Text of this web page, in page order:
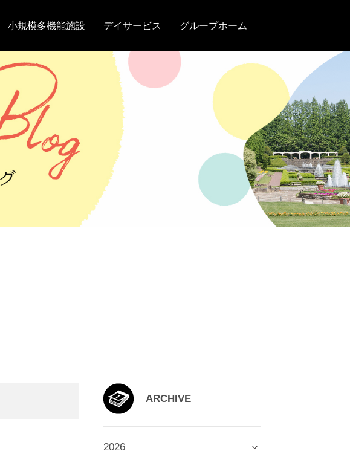
小規模多機能施設 デイサービス グループホーム
ARCHIVE
2026